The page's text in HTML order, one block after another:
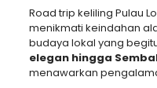
Road trip keliling Pulau
menikmati keindahan
budaya lokal yang
elegan hingga
menawarkan